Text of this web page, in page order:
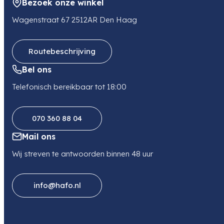
E-mail
orders@jupio.com
0505499949
Bezoek onze winkel
Wagenstraat 67 2512AR Den Haag
Routebeschrijving
Bel ons
Telefonisch bereikbaar tot 18:00
070 360 88 04
Mail ons
Wij streven te antwoorden binnen 48 uur
info@hafo.nl